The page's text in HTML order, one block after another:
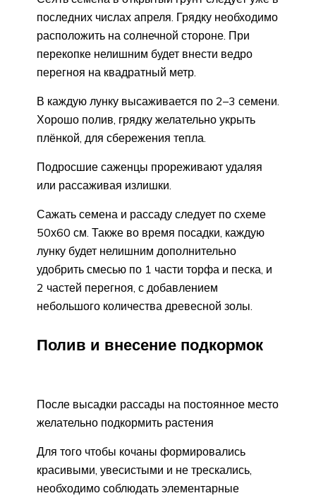
последних числах апреля. Грядку необходимо
расположить на солнечной стороне. При
перекопке нелишним будет внести ведро
перегноя на квадратный метр.
В каждую лунку высаживается по 2–3 семени.
Хорошо полив, грядку желательно укрыть
плёнкой, для сбережения тепла.
Подросшие саженцы прореживают удаляя
или рассаживая излишки.
Сажать семена и рассаду следует по схеме
50х60 см. Также во время посадки, каждую
лунку будет нелишним дополнительно
удобрить смесью по 1 части торфа и песка, и
2 частей перегноя, с добавлением
небольшого количества древесной золы.
Полив и внесение подкормок
После высадки рассады на постоянное место
желательно подкормить растения
Для того чтобы кочаны формировались
красивыми, увесистыми и не трескались,
необходимо соблюдать элементарные